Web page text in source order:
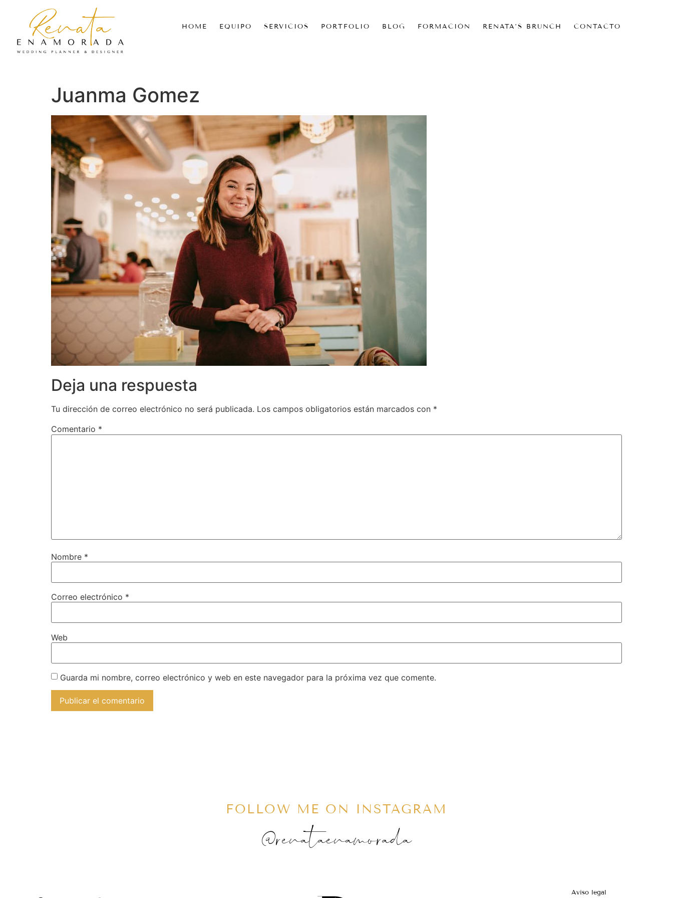
HOME EQUIPO SERVICIOS PORTFOLIO BLOG FORMACIÓN RENATA’S BRUNCH CONTACTO
Juanma Gomez
Deja una respuesta
Tu dirección de correo electrónico no será publicada. Los campos obligatorios están marcados con *
Comentario *
Nombre *
Correo electrónico *
Web
Guarda mi nombre, correo electrónico y web en este navegador para la próxima vez que comente.
FOLLOW ME ON INSTAGRAM
@renataenamorada
Aviso legal